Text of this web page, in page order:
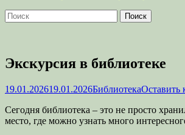
Поиск
Найти:
Экскурсия в библиотеке
Опубликовано
19.01.202619.01.2026Автор
БиблиотекаОставить
Сегодня библиотека – это не просто
место, где можно узнать много